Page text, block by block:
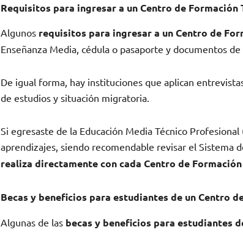
Requisitos para ingresar a un Centro de Formación
Algunos requisitos para ingresar a unCentro de
Enseñanza Media, cédula o pasaporte y documentos
De igual forma, hay instituciones que aplican
de estudios y situación migratoria.
Si egresaste de la Educación Media Técnico
aprendizajes, siendo recomendable revisar el Sistema
realiza directamente con cada Centro de Formación
Becas y beneficios para estudiantes de un Centro
Algunas de las becas y beneficios para estudiantes